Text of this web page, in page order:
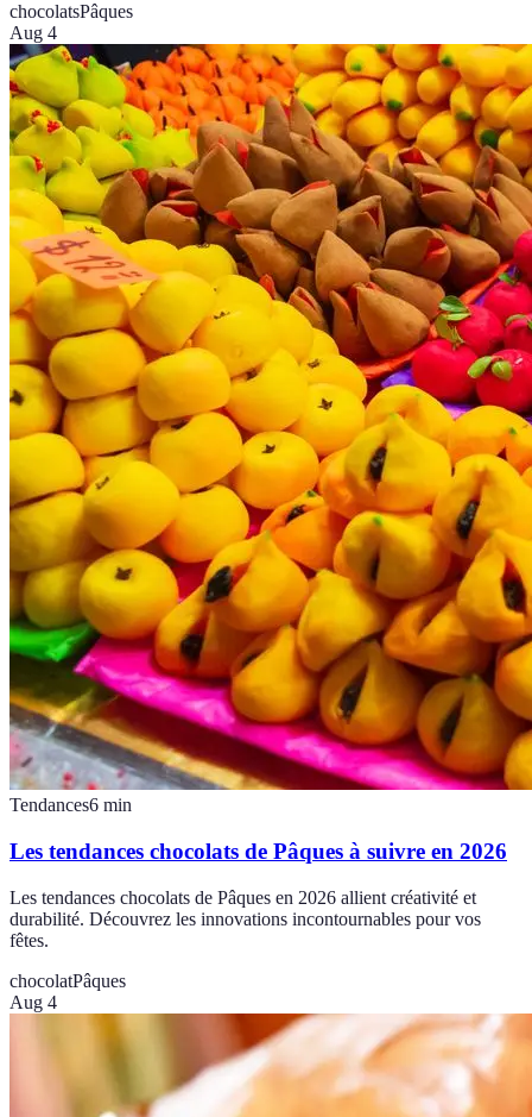
chocolatsPâques
Aug 4
Tendances6 min
Les tendances chocolats de Pâques à suivre en 2026
Les tendances chocolats de Pâques en 2026 allient créativité et
durabilité. Découvrez les innovations incontournables pour vos
fêtes.
chocolatPâques
Aug 4